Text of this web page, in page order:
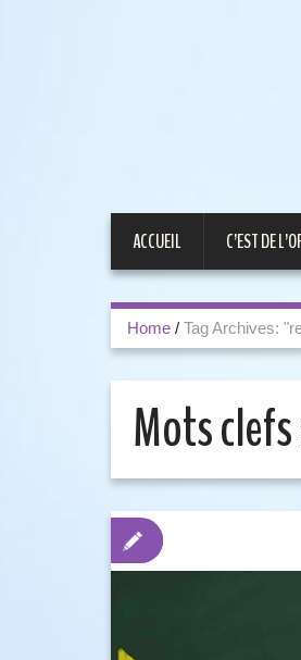
ACCUEIL C’EST DE
Home / Tag Archives:
Mots clefs